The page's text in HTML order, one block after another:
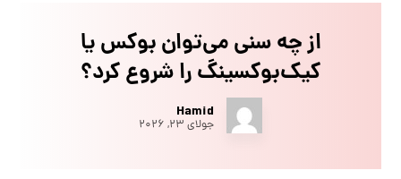
از چه سنی می‌توان بوکس یا
کیک‌بوکسینگ را شروع کرد؟
Hamid
جولای ۲۳, ۲۰۲۶